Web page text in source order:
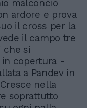
malconcio
ardore e prova
il cross per la
il campo tre
che si
in copertura -
a Pandev in
nella
soprattutto